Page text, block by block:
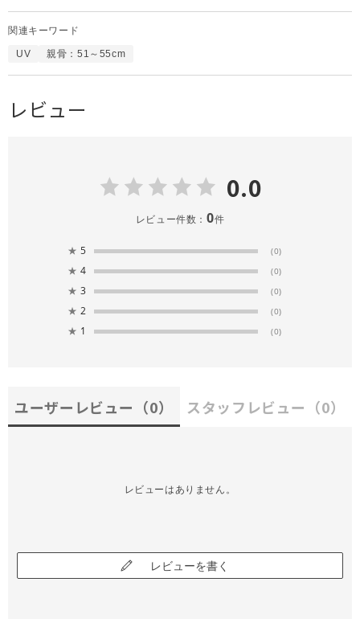
関連キーワード
UV 親骨：51～55cm
レビュー
0.0
レビュー件数： 0件
★ 5 (0)
★ 4 (0)
★ 3 (0)
★ 2 (0)
★ 1 (0)
ユーザーレビュー （0） スタッフレビュー （0）
レビューはありません。
レビューを書く